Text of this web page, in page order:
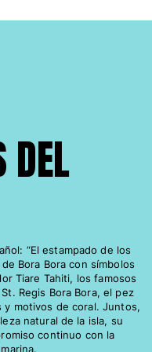
DEL
“El estampado de los
Bora Bora con símbolos
Tiare Tahiti, los famosos
Regis Bora Bora, el pez
y motivos de coral. Juntos,
natural de la isla, su
continuo con la